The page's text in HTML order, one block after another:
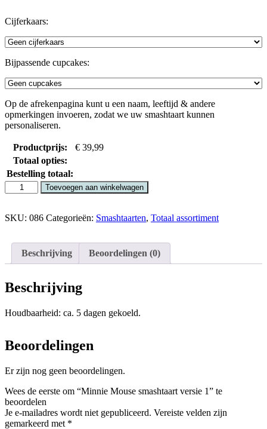
Cijferkaars:
Bijpassende cupcakes:
Op de afrekenpagina kunt u een naam, leeftijd & andere
opmerkingen invoeren, zodat we uw smashtaart kunnen
personaliseren.
Productprijs: € 39,99
Totaal opties:
Bestelling totaal:
Toevoegen aan winkelwagen
SKU: 086 Categorieën: Smashtaarten, Totaal assortiment
Beschrijving Beoordelingen (0)
Beschrijving
Houdbaarheid: ca. 5 dagen gekoeld.
Beoordelingen
Er zijn nog geen beoordelingen.
Wees de eerste om “Minnie Mouse smashtaart versie 1” te
beoordelen
Je e-mailadres wordt niet gepubliceerd. Vereiste velden zijn
gemarkeerd met *